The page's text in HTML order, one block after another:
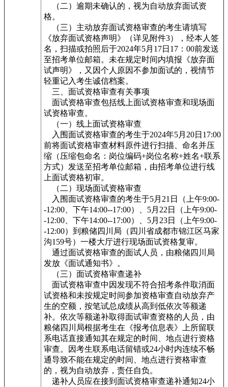
（二）逾期未确认的，视为自动放弃面试资
格。
（三）主动放弃面试资格审查的考生请填写
《放弃面试资格声明》（详见附件3），经本人签
名，扫描或拍照后于2024年5月17日17：00前发送
至招考单位邮箱。未在规定时间内填报《放弃面
试声明》，又因个人原因不参加面试的，视情节
轻重记入考生诚信档案。
三、面试资格审查有关事项
面试资格审查包括线上面试资格审查和现场面
试资格审查。
（一）线上面试资格审查
入围面试资格审查的考生于2024年5月20日17:00
前将面试资格审查材料原件进行扫描、命名并压
缩（压缩包命名：岗位编码+岗位名称+姓名+联系
方式）发送至招考单位邮箱，由招考单位进行线
上面试资格初审。
（二）现场面试资格审查
入围面试资格审查的考生于5月21日（上午9:00-
-12:00、下午14:00--17:00）、5月22日（上午9:00-
-12:00、下午14:00--17:00）、5月23日（上午9:00-
-12:00）到粮储四川局（四川省成都市锦江区马家
沟159号）一楼大厅进行现场面试资格复审。
通过面试资格审查的面试人员，由粮储四川局
发放《面试通知书》。
（三）面试资格审查递补
面试资格审查中因发现不符合招考条件取消面
试资格和未按规定时间参加资格审查自动放弃产
生的空额，按笔试总成绩从高到低依次等额递
补。依次等额递补取得面试审查资格的人员，由
粮储四川局根据考生在《报考信息表》上所留联
系电话直接通知其在规定的时间、地点进行资格
审查。因考生联系电话留错或24小时内连续不畅
通导致不能在规定的时间、地点进行资格审查
的，视为自动放弃，责任自负。
递补人员应在接到面试资格审查递补通知24小